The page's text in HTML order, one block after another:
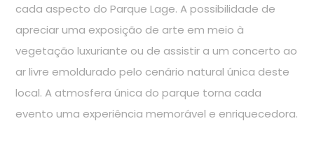
cada aspecto do Parque Lage. A possibilidade de
apreciar uma exposição de arte em meio à
vegetação luxuriante ou de assistir a um concerto ao
ar livre emoldurado pelo cenário natural única deste
local. A atmosfera única do parque torna cada
evento uma experiência memorável e enriquecedora.